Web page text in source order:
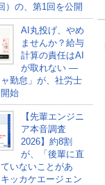
）の、第1回を公開
AI丸投げ、やめ
ませんか？給与
計算の責任はAI
が取れない ―
ャ勤怠」が、社労士
始
【先輩エンジニ
ア本音調査
2026】約8割
が、「後輩に直
いないことがあ
ッカケエージェン